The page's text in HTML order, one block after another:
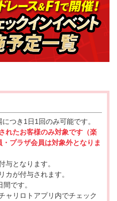
つき1日1回のみ可能です。
れたお客様のみ対象です（楽
プラザ会員は対象外となりま
となります。
が付与されます。
です。
ャリロトアプリ内でチェック